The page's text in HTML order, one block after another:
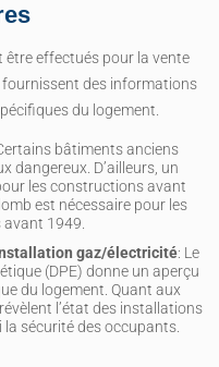
effectués pour la vente
fournissent des informations
du logement.
bâtiments anciens
dangereux. D’ailleurs, un
les constructions avant
est nécessaire pour les
1949.
gaz/électricité: Le
(DPE) donne un aperçu
du logement. Quant aux
l’état des installations
sécurité des occupants.